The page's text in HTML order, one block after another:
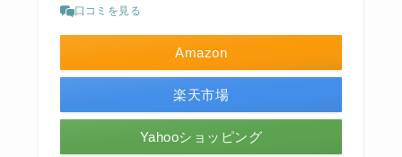
口コミを見る
Amazon
楽天市場
Yahooショッピング